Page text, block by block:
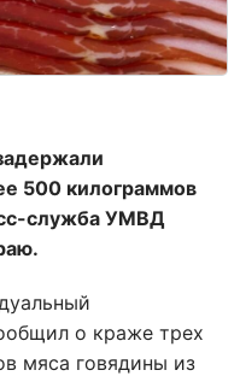
500 килограммов
служба УМВД
о краже трех
мяса говядины из